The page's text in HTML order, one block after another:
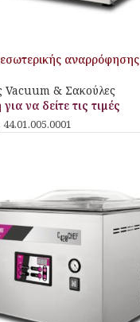
αναρρόφησης
Vacuum & Σακούλες
να δείτε τις τιμές
44.01.005.0001